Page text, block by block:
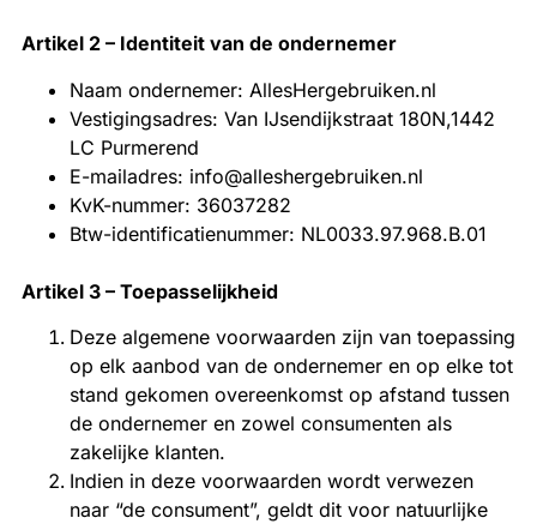
Artikel 2 – Identiteit van de ondernemer
Naam ondernemer: AllesHergebruiken.nl
Vestigingsadres: Van IJsendijkstraat 180N,1442
LC Purmerend
E-mailadres: info@alleshergebruiken.nl
KvK-nummer: 36037282
Btw-identificatienummer: NL0033.97.968.B.01
Artikel 3 – Toepasselijkheid
Deze algemene voorwaarden zijn van toepassing
op elk aanbod van de ondernemer en op elke tot
stand gekomen overeenkomst op afstand tussen
de ondernemer en zowel consumenten als
zakelijke klanten.
Indien in deze voorwaarden wordt verwezen
naar “de consument”, geldt dit voor natuurlijke